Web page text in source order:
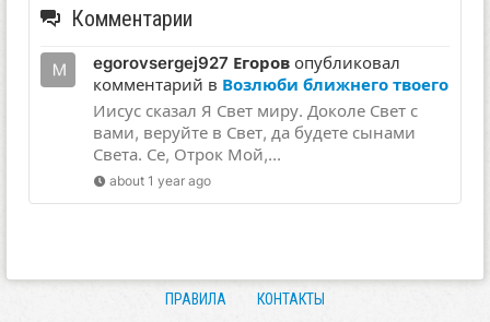
Комментарии
egorovsergej927 Егоров опубликовал
комментарий в Возлюби ближнего твоего
Иисус сказал Я Свет миру. Доколе Свет с
вами, веруйте в Свет, да будете сынами
Света. Се, Отрок Мой,...
about 1 year ago
ПРАВИЛА КОНТАКТЫ